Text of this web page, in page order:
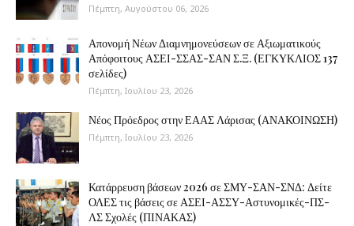
Πέμπτη, Αυγούστου 06, 2026
Απονομή Νέων Διαμνημονεύσεων σε Αξιωματικούς
Απόφοιτους ΑΣΕΙ-ΣΣΑΣ-ΣΑΝ Σ.Ξ. (ΕΓΚΥΚΛΙΟΣ 137
σελίδες)
Πέμπτη, Ιουλίου 23, 2026
Νέος Πρόεδρος στην ΕΑΑΣ Λάρισας (ΑΝΑΚΟΙΝΩΣΗ)
Πέμπτη, Ιουλίου 23, 2026
Κατάρρευση βάσεων 2026 σε ΣΜΥ-ΣΑΝ-ΣΝΔ: Δείτε
ΟΛΕΣ τις βάσεις σε ΑΣΕΙ-ΑΣΣΥ-Αστυνομικές-ΠΣ-
ΛΣ Σχολές (ΠΙΝΑΚΑΣ)